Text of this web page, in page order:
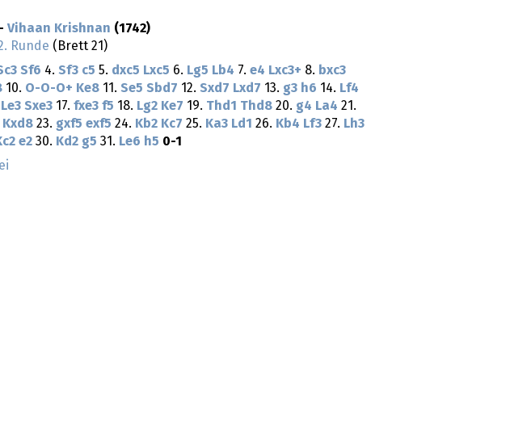
Vihaan Krishnan (1742)
Runde (Brett 21)
Sf6 4. Sf3 c5 5. dxc5 Lxc5 6. Lg5 Lb4 7. e4 Lxc3+ 8. bxc3
10. O-O-O+ Ke8 11. Se5 Sbd7 12. Sxd7 Lxd7 13. g3 h6 14. Lf4
Le3 Sxe3 17. fxe3 f5 18. Lg2 Ke7 19. Thd1 Thd8 20. g4 La4 21.
Kxd8 23. gxf5 exf5 24. Kb2 Kc7 25. Ka3 Ld1 26. Kb4 Lf3 27. Lh3
e2 30. Kd2 g5 31. Le6 h5 0-1